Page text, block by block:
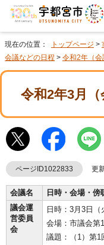
現在の位置： トップページ >
会議などの日程 > 令和2年（会
令和2年3月
ページID1022833 更新
会議名
日時・会場・傍
議会運
営委員
会
日時：3月3日（
会場：市議会第
議題：（1）第1